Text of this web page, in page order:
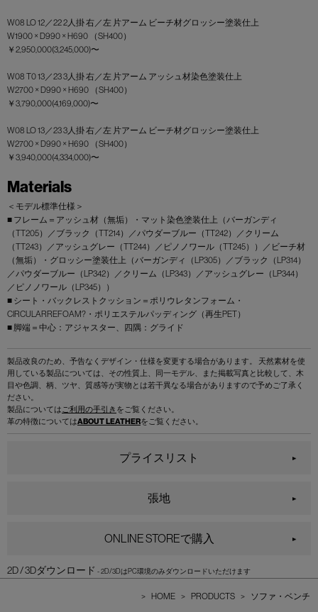
W08 LO 12／22 2人掛 右／左 片アーム ビーチ材グロッシー塗装仕上
W1900 × D990 × H690 （SH400）
￥2,950,000(3,245,000)〜
W08 T0 13／23 3人掛 右／左 片アーム アッシュ材染色塗装仕上
W2700 × D990 × H690 （SH400）
￥3,790,000(4,169,000)〜
W08 LO 13／23 3人掛 右／左 片アーム ビーチ材グロッシー塗装仕上
W2700 × D990 × H690 （SH400）
￥3,940,000(4,334,000)〜
Materials
＜モデル標準仕様＞
■ フレーム＝アッシュ材（無垢）・マット染色塗装仕上（バーガンディ
（TT205）／ブラック（TT214）／パウダーブルー（TT242）／クリーム
（TT243）／アッシュグレー（TT244）／ピノノワール（TT245））／ビーチ材
（無垢）・グロッシー塗装仕上（バーガンディ（LP305）／ブラック（LP314）
／パウダーブルー（LP342）／クリーム（LP343）／アッシュグレー（LP344）
／ピノノワール（LP345））
■ シート・バックレストクッション＝ポリウレタンフォーム・
CIRCULARREFOAM?・ポリエステルパッディング（再生PET）
■ 脚端＝中心：アジャスター、四隅：グライド
製品改良のため、予告なくデザイン・仕様を変更する場合があります。 天然素材を使
用している製品については、その性質上、同一モデル、また掲載写真と比較して、木
目や色調、柄、ツヤ、質感等が実物とは若干異なる場合がありますので予めご了承く
ださい。
製品については ご利用の手引き をご覧ください。
革の特徴についてはABOUT LEATHERをご覧ください。
プライスリスト
張地
ONLINE STOREで購入
2D / 3Dダウンロード
> HOME > PRODUCTS > ソファ・ベンチ